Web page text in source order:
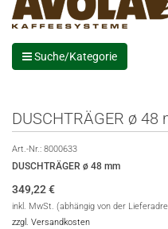
Suche/Kategorie
DUSCHTRÄGER ø 48
Art.-Nr.: 8000633
DUSCHTRÄGER ø 48 mm
349,22€
inkl. MwSt. (abhängig von der
zzgl. Versandkosten